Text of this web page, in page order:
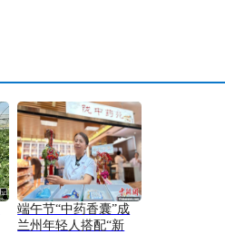
端午节“中药香囊”成
兰州年轻人搭配“新